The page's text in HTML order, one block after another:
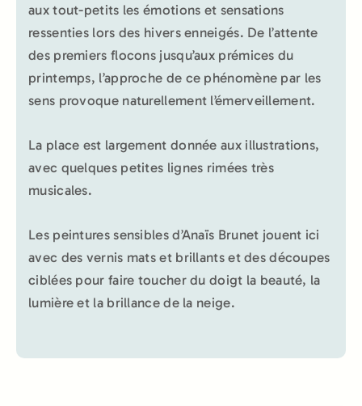
aux tout-petits les émotions et sensations
ressenties lors des hivers enneigés. De l’attente
des premiers flocons jusqu’aux prémices du
printemps, l’approche de ce phénomène par les
sens provoque naturellement l’émerveillement.
La place est largement donnée aux illustrations,
avec quelques petites lignes rimées très
musicales.
Les peintures sensibles d’Anaïs Brunet jouent ici
avec des vernis mats et brillants et des découpes
ciblées pour faire toucher du doigt la beauté, la
lumière et la brillance de la neige.